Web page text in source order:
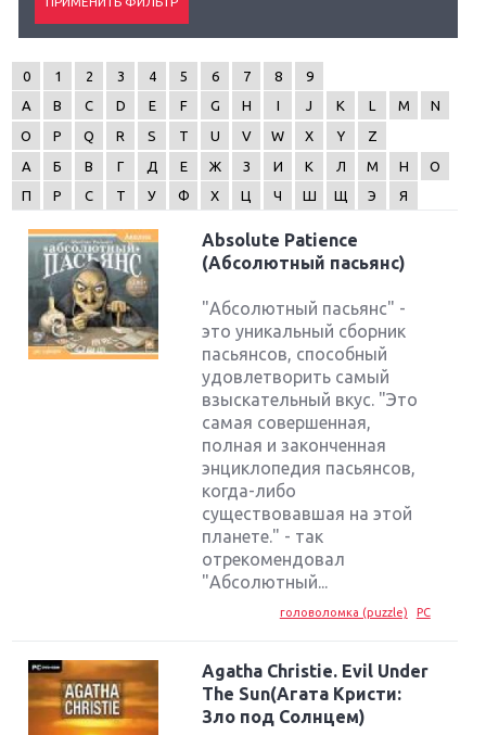
0 1 2 3 4 5 6 7 8
9
A
B C D E F G H I J K L M
N
O
P Q R S T U V W X Y
Z
А
Б В Г Д Е Ж З И К Л М Н
О
П
Р С Т У Ф Х Ц Ч Ш Щ Э Я
Absolute Patience
(Абсолютный пасьянс)
"Абсолютный пасьянс" -
это уникальный сборник
пасьянсов, способный
удовлетворить самый
взыскательный вкус. "Это
самая совершенная,
полная и законченная
энциклопедия пасьянсов,
когда-либо
существовавшая на этой
планете." - так
отрекомендовал
"Абсолютный...
головоломка (puzzle) PC
Agatha Christie. Evil Under
The Sun(Агата Кристи:
Зло под Солнцем)